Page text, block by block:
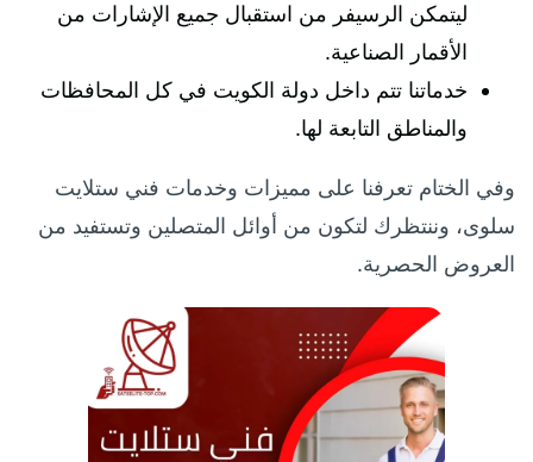
ليتمكن الرسيفر من استقبال جميع الإشارات من
الأقمار الصناعية.
خدماتنا تتم داخل دولة الكويت في كل المحافظات
والمناطق التابعة لها.
وفي الختام تعرفنا على مميزات وخدمات فني ستلايت
سلوى، وننتظرك لتكون من أوائل المتصلين وتستفيد من
العروض الحصرية.